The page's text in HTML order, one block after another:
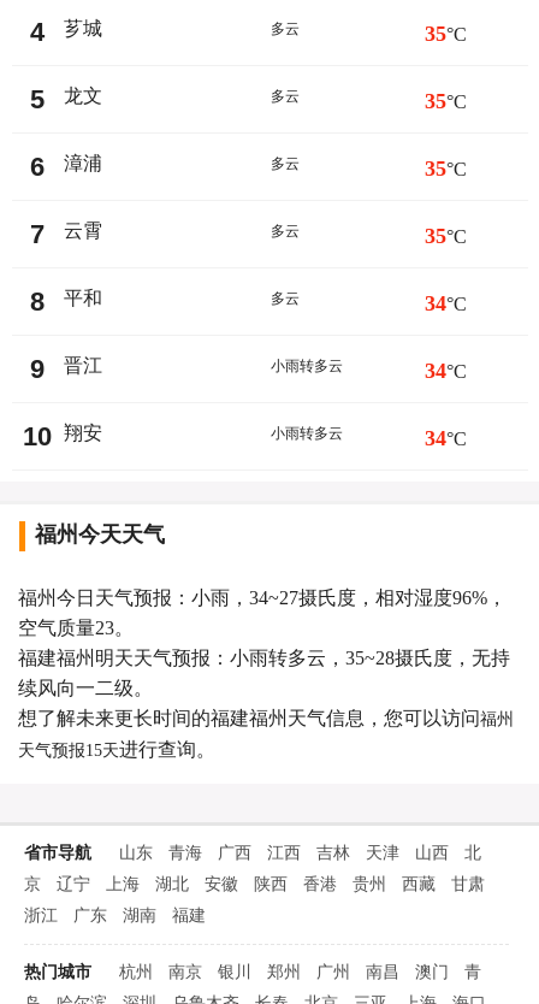
4 芗城 多云 35°C
5 龙文 多云 35°C
6 漳浦 多云 35°C
7 云霄 多云 35°C
8 平和 多云 34°C
9 晋江 小雨转多云 34°C
10 翔安 小雨转多云 34°C
福州今天天气
福州今日天气预报：小雨，34~27摄氏度，相对湿度96%，
空气质量23。
福建福州明天天气预报：小雨转多云，35~28摄氏度，无持
续风向一二级。
想了解未来更长时间的福建福州天气信息，您可以访问福州
天气预报15天进行查询。
省市导航 山东 青海 广西 江西 吉林 天津 山西
北
京
辽宁 上海 湖北 安徽 陕西 香港 贵州 西藏
甘肃
浙江
广东 湖南 福建
热门城市 杭州 南京 银川 郑州 广州 南昌 澳门
青